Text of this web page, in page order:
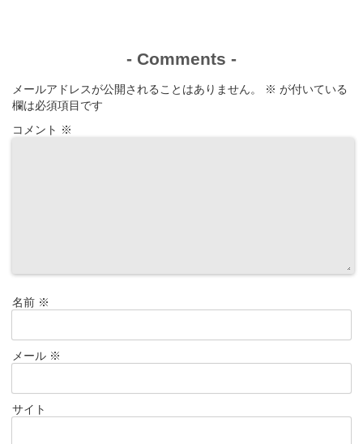
- Comments -
メールアドレスが公開されることはありません。 ※ が付いている
欄は必須項目です
コメント ※
名前 ※
メール ※
サイト